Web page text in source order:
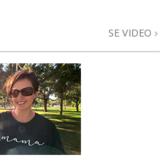
SE VIDEO